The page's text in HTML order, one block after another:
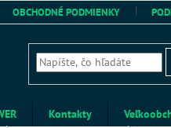
OBCHODNÉ PODMIENKY
Kontakty